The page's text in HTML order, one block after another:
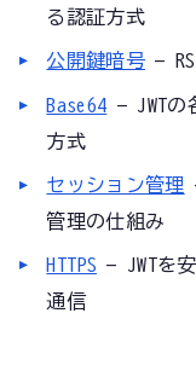
る認証方式
公開鍵暗号 —
Base64 — JWT
方式
セッション管理
管理の仕組み
HTTPS — JWTを
通信